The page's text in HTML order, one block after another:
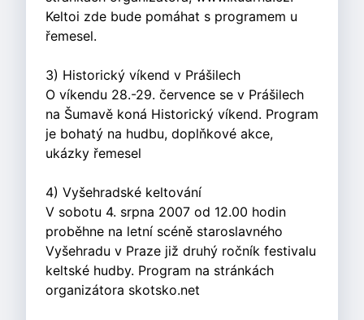
Keltoi zde bude pomáhat s programem u
řemesel.
3) Historický víkend v Prášilech
O víkendu 28.-29. července se v Prášilech
na Šumavě koná Historický víkend. Program
je bohatý na hudbu, doplňkové akce,
ukázky řemesel
4) Vyšehradské keltování
V sobotu 4. srpna 2007 od 12.00 hodin
proběhne na letní scéně staroslavného
Vyšehradu v Praze již druhý ročník festivalu
keltské hudby. Program na stránkách
organizátora skotsko.net